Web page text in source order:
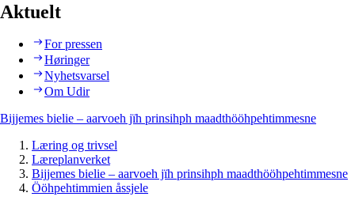
Aktuelt
For pressen
Høringer
Nyhetsvarsel
Om Udir
Bijjemes bielie – aarvoeh jïh prinsihph maadthööhpehtimmesne
Læring og trivsel
Læreplanverket
Bijjemes bielie – aarvoeh jïh prinsihph maadthööhpehtimmesne
Ööhpehtimmien åssjele